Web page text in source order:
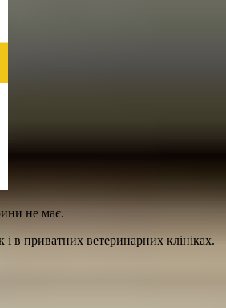
не має.
в приватних ветеринарних клініках.